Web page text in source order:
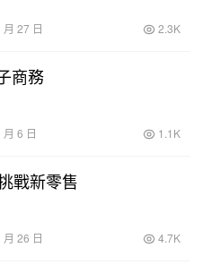
27 日 2.3K
商務
6 日 1.1K
戰新零售
26 日 4.7K